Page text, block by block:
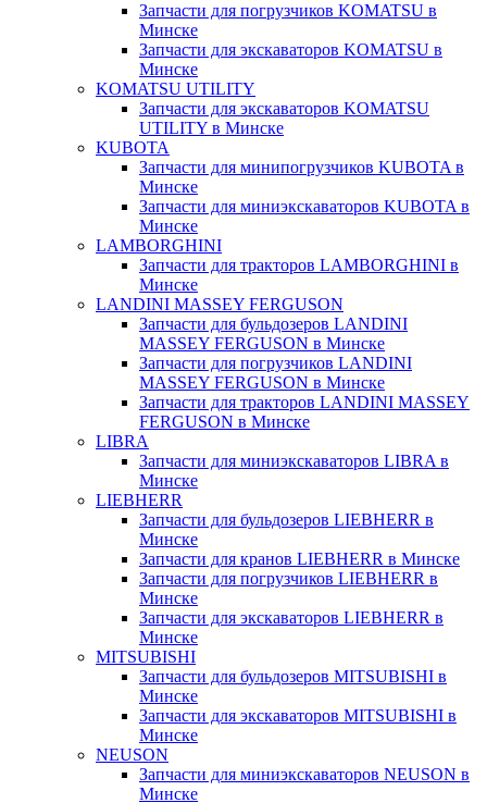
Запчасти для погрузчиков KOMATSU в
Минске
Запчасти для экскаваторов KOMATSU в
Минске
KOMATSU UTILITY
Запчасти для экскаваторов KOMATSU
UTILITY в Минске
KUBOTA
Запчасти для минипогрузчиков KUBOTA в
Минске
Запчасти для миниэкскаваторов KUBOTA в
Минске
LAMBORGHINI
Запчасти для тракторов LAMBORGHINI в
Минске
LANDINI MASSEY FERGUSON
Запчасти для бульдозеров LANDINI
MASSEY FERGUSON в Минске
Запчасти для погрузчиков LANDINI
MASSEY FERGUSON в Минске
Запчасти для тракторов LANDINI MASSEY
FERGUSON в Минске
LIBRA
Запчасти для миниэкскаваторов LIBRA в
Минске
LIEBHERR
Запчасти для бульдозеров LIEBHERR в
Минске
Запчасти для кранов LIEBHERR в Минске
Запчасти для погрузчиков LIEBHERR в
Минске
Запчасти для экскаваторов LIEBHERR в
Минске
MITSUBISHI
Запчасти для бульдозеров MITSUBISHI в
Минске
Запчасти для экскаваторов MITSUBISHI в
Минске
NEUSON
Запчасти для миниэкскаваторов NEUSON в
Минске